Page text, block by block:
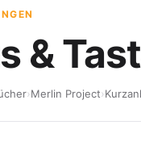
&
›Merlin Project›